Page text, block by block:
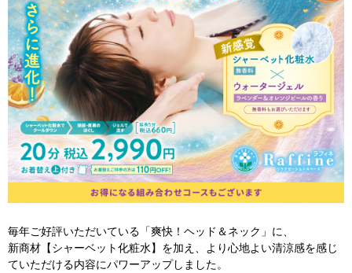
毎年ご好評いただいている「爽快！ヘッド＆ネック」に、
新商材【シャーベット化粧水】を加え、より心地よい清涼感を感じ
ていただける内容にパワーアップしました。